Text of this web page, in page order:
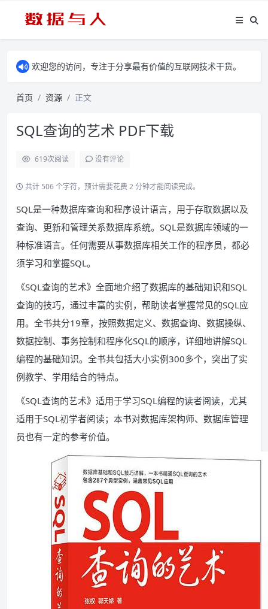
欢迎您的访问，专注于分享最有价值的互联网技术干货。
首页 资源 正文
SQL查询的艺术 PDF下载
619次阅读 没有评论
共计 506 个字符，预计需要花费 2 分钟才能阅读完成。
SQL是一种数据库查询和程序设计语言，用于存取数据以及
查询、更新和管理关系数据库系统。SQL是数据库领域的一
种标准语言。任何需要从事数据库相关工作的程序员，都必
须学习和掌握SQL。
《SQL查询的艺术》全面地介绍了数据库的基础知识和SQL
查询的技巧，通过丰富的实例，帮助读者掌握常见的SQL应
用。全书共分19章，按照数据定义、数据查询、数据操纵、
数据控制、事务控制和程序化SQL的顺序，详细地讲解SQL
编程的基础知识。全书共包括大小实例300多个，突出了实
例教学、学用结合的特点。
《SQL查询的艺术》适用于学习SQL编程的读者阅读，尤其
适用于SQL初学者阅读；本书对数据库架构师、数据库管理
员也有一定的参考价值。